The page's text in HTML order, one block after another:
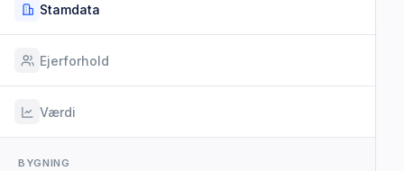
Stamdata
Ejerforhold
Værdi
BYGNING